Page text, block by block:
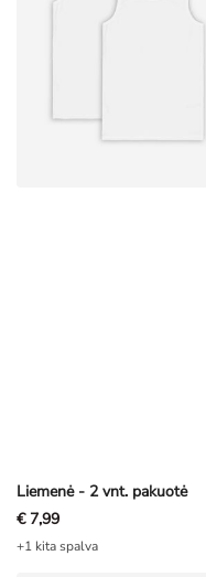
Liemenė - 2 vnt. pakuotė
€ 7,99
+1 kita spalva